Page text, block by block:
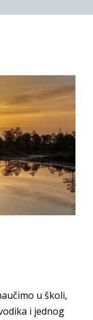
u školi,
i jednog